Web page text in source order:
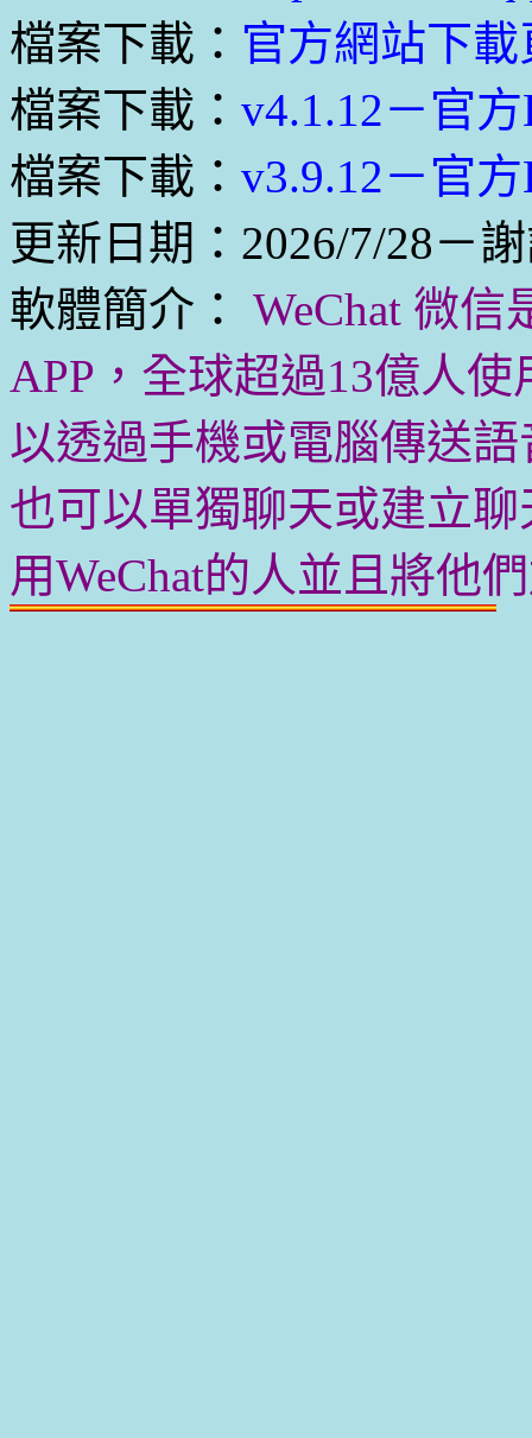
檔案下載： 官方網站下載
檔案下載： v4.1.12－官
檔案下載： v3.9.12－官
更新日期：2026/7/28－
軟體簡介：
WeChat 微
APP，全球超過13億人
以透過手機或電腦傳送
也可以單獨聊天或建立
用WeChat的人並且將他